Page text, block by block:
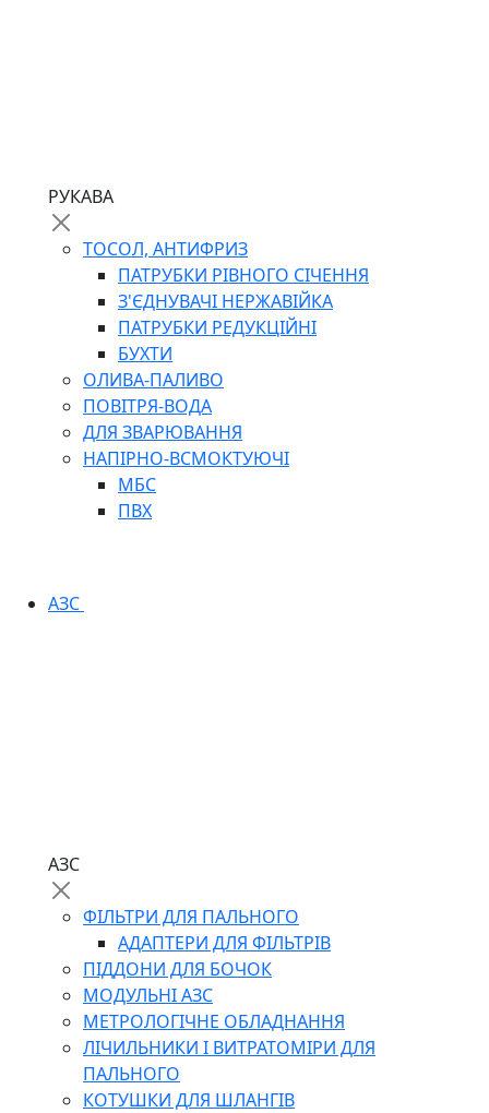
РУКАВА
ТОСОЛ, АНТИФРИЗ
ПАТРУБКИ РІВНОГО СІЧЕННЯ
З'ЄДНУВАЧІ НЕРЖАВІЙКА
ПАТРУБКИ РЕДУКЦІЙНІ
БУХТИ
ОЛИВА-ПАЛИВО
ПОВІТРЯ-ВОДА
ДЛЯ ЗВАРЮВАННЯ
НАПІРНО-ВСМОКТУЮЧІ
МБС
ПВХ
АЗС
АЗС
ФІЛЬТРИ ДЛЯ ПАЛЬНОГО
АДАПТЕРИ ДЛЯ ФІЛЬТРІВ
ПІДДОНИ ДЛЯ БОЧОК
МОДУЛЬНІ АЗС
МЕТРОЛОГІЧНЕ ОБЛАДНАННЯ
ЛІЧИЛЬНИКИ І ВИТРАТОМІРИ ДЛЯ
ПАЛЬНОГО
КОТУШКИ ДЛЯ ШЛАНГІВ